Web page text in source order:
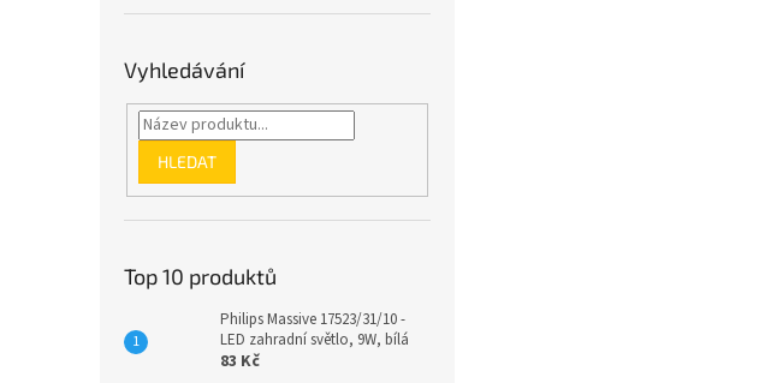
Vyhledávání
HLEDAT
Top 10 produktů
Philips Massive 17523/31/10 -
LED zahradní světlo, 9W, bílá
83 Kč